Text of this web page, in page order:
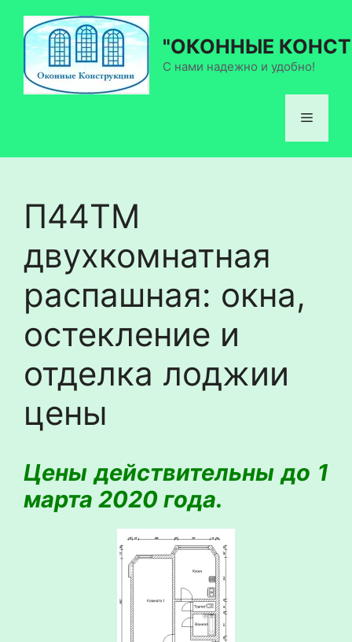
содержимому
"ОКОННЫЕ
С нами надежно и удобно!
Меню
П44ТМ
двухкомнатная
распашная: окна,
остекление и
отделка лоджии
цены
Цены действительны до 1
марта 2020 года.